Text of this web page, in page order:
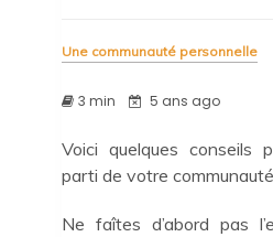
Une communauté personnelle
3 min 5 ans ago
Voici quelques conseils
parti de votre
Ne faîtes d’abord pas